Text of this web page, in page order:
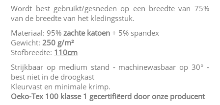
Wordt best gebruikt/gesneden op een breedte van 75%
van de breedte van het kledingsstuk.
Materiaal: 95%zachte katoen + 5% spandex
Gewicht: 250 g/m²
Stofbreedte: 110cm
Strijkbaar op medium stand - machinewasbaar op 30° -
best niet in de droogkast
Kleurvast en minimale krimp.
Oeko-Tex 100 klasse 1 gecertifiëerd door onze producent